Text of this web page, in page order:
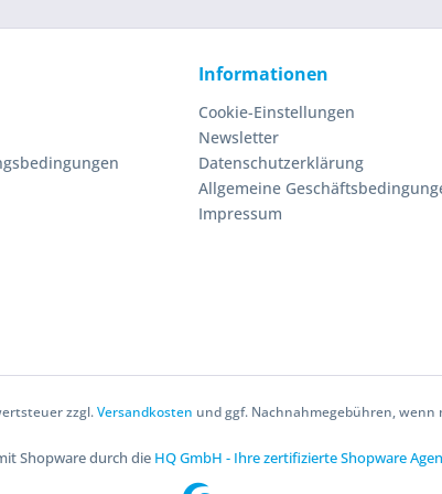
Informationen
Cookie-Einstellungen
Newsletter
Datenschutzerklärung
Allgemeine
Impressum
zzgl.Versandkosten und ggf. Nachnahmegebühren, wenn
Shopware durch die HQ GmbH - Ihre zertifizierte Shopware